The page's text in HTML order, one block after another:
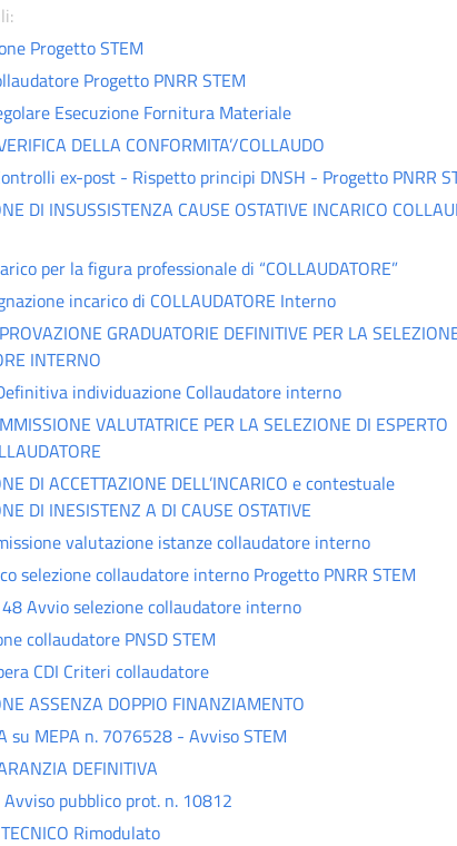
Progetto STEM
Progetto PNRR STEM
Esecuzione Fornitura Materiale
DELLA CONFORMITA’/COLLAUDO
ex-post - Rispetto principi DNSH - Progetto PNRR
DI INSUSSISTENZA CAUSE OSTATIVE INCARICO
per la figura professionale di “COLLAUDATORE”
incarico di COLLAUDATORE Interno
GRADUATORIE DEFINITIVE PER LA
INTERNO
individuazione Collaudatore interno
VALUTATRICE PER LA SELEZIONE DI ESPERTO
DI ACCETTAZIONE DELL’INCARICO e contestuale
DI INESISTENZ A DI CAUSE OSTATIVE
valutazione istanze collaudatore interno
selezione collaudatore interno Progetto PNRR STEM
Avvio selezione collaudatore interno
collaudatore PNSD STEM
CDI Criteri collaudatore
ASSENZA DOPPIO FINANZIAMENTO
su MEPA n. 7076528 - Avviso STEM
DEFINITIVA
pubblico prot. n. 10812
Rimodulato